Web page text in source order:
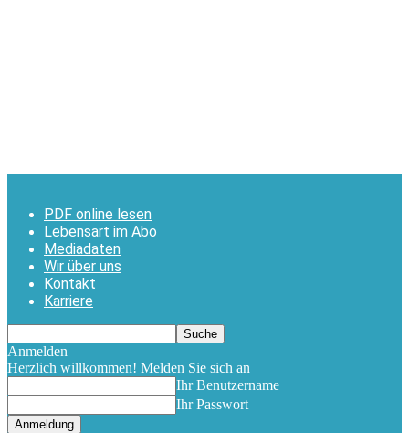
PDF online lesen
Lebensart im Abo
Mediadaten
Wir über uns
Kontakt
Karriere
Anmelden
Herzlich willkommen! Melden Sie sich an
Ihr Benutzername
Ihr Passwort